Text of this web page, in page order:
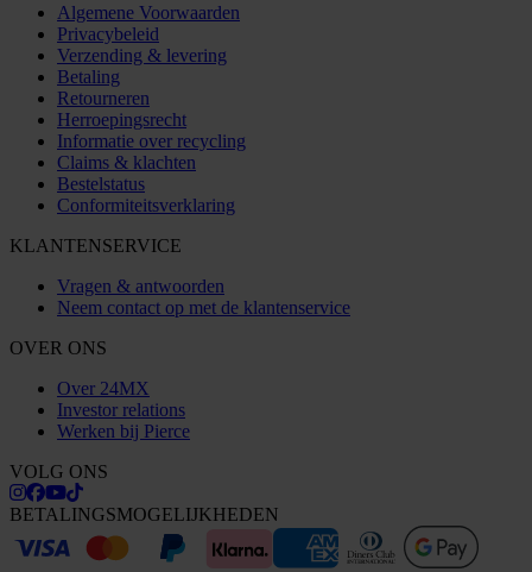
Algemene Voorwaarden
Privacybeleid
Verzending & levering
Betaling
Retourneren
Herroepingsrecht
Informatie over recycling
Claims & klachten
Bestelstatus
Conformiteitsverklaring
KLANTENSERVICE
Vragen & antwoorden
Neem contact op met de klantenservice
OVER ONS
Over 24MX
Investor relations
Werken bij Pierce
VOLG ONS
BETALINGSMOGELIJKHEDEN